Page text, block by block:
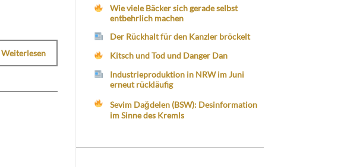
Weiterlesen
Wie viele Bäcker sich gerade selbst
entbehrlich machen
Der Rückhalt für den Kanzler bröckelt
Kitsch und Tod und Danger Dan
Industrieproduktion in NRW im Juni
erneut rückläufig
Sevim Dağdelen (BSW): Desinformation
im Sinne des Kremls